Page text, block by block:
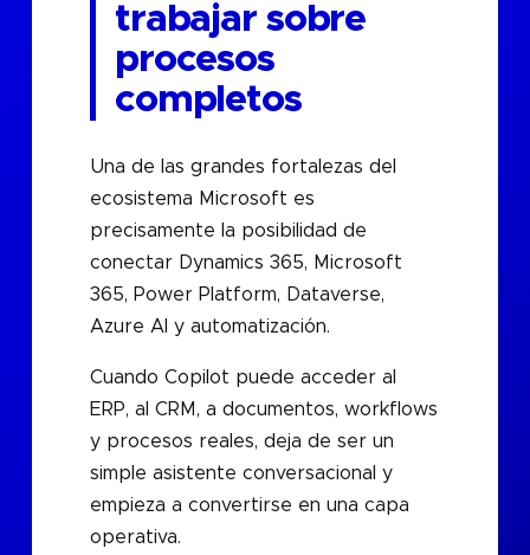
trabajar sobre
procesos
completos
Una de las grandes fortalezas del
ecosistema Microsoft es
precisamente la posibilidad de
conectar Dynamics 365, Microsoft
365, Power Platform, Dataverse,
Azure AI y automatización.
Cuando Copilot puede acceder al
ERP, al CRM, a documentos, workflows
y procesos reales, deja de ser un
simple asistente conversacional y
empieza a convertirse en una capa
operativa.